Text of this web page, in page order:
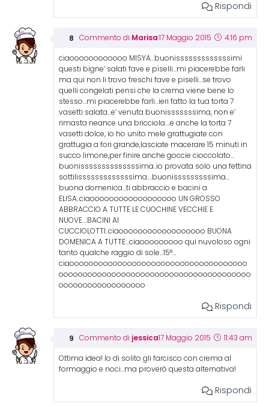
Rispondi
Commento di Marisa 17 Maggio 2015 4:16 pm
ciaoooooooooooo MISYA…buonisssssssssssssimi
questi bigne’ salati fave e piselli…mi piacerebbe farli
ma qui non li trovo freschi fave e piselli…se trovo
quelli congelati pensi che la crema viene bene lo
stesso…mi piacerebbe farli…ieri fatto la tua torta 7
vasetti salata…e’ venuta buonisssssssima, non e’
rimasta neance una bricciola….e anche la torta 7
vasetti dolce, io ho unito mele grattugiate con
grattugia a fori grande,lasciate macerare 15 minuti in
succo limone,per finire anche goccie cioccolato…
buonissssssssssssssima..io provata solo una fettina
sottilisssssssssssssima….buonisssssssssima…
buona domenica…ti abbraccio e bacini a
ELISA..ciaoooooooooooooooooo UN GROSSO
ABBRACCIO A TUTTE LE CUOCHINE VECCHIE E
NUOVE….BACINI AI
CUCCIOLOTTI..ciaoooooooooooooooooo BUONA
DOMENICA A TUTTE:..ciaooooooooo qui nuvoloso ogni
tanto qualche raggio di sole…15°…
ciaooooooooooooooooooooooooooooooooooooo
oooooooooooooooooooooooooooooooooooooooo
oooooooooooooooooo
Rispondi
Commento di jessica17 Maggio 2015 11:43 am
Ottima idea! Io di solito gli farcisco con crema al
formaggio e noci…ma proverò questa alternativa!
Rispondi